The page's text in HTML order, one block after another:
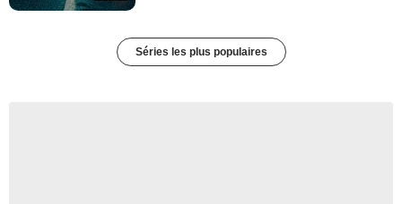
Séries les plus populaires